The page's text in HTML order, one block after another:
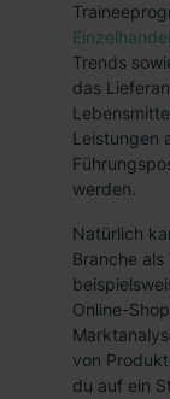
Einzelhandel
Trends
das
Leistungen
werden.
Natürlich
Branche
Online-
von
du auf ein